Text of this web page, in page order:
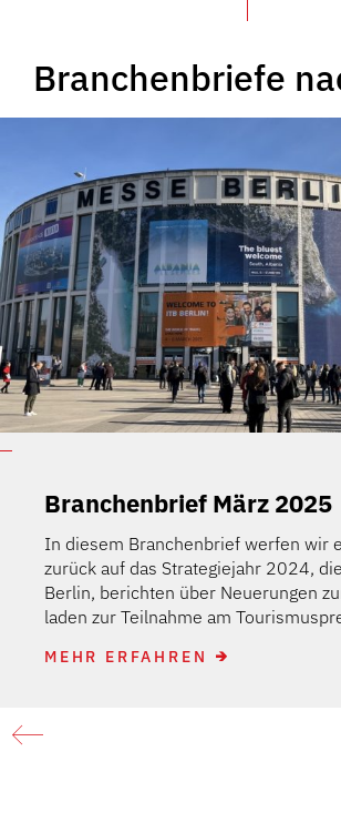
Branchenbriefe
Branchenbrief März 2025
In diesem Branchenbrief werfen wir
zurück auf das Strategiejahr 2024,
Berlin, berichten über Neuerungen
laden zur Teilnahme am
MEHR ERFAHREN